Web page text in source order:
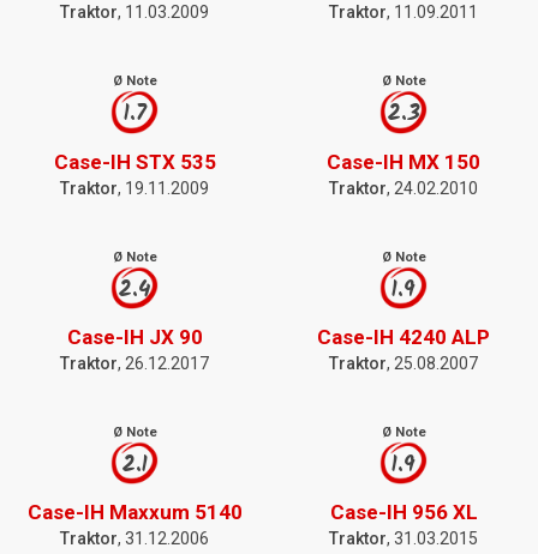
Traktor, 11.03.2009 Traktor, 11.09.2011
Ø Note
1.7
Case-IH STX 535
Traktor, 19.11.2009
Ø Note
2.3
Case-IH MX 150
Traktor, 24.02.2010
Ø Note
2.4
Case-IH JX 90
Traktor, 26.12.2017
Ø Note
1.9
Case-IH 4240 ALP
Traktor, 25.08.2007
Ø Note
2.1
Case-IH Maxxum 5140
Traktor, 31.12.2006
Ø Note
1.9
Case-IH 956 XL
Traktor, 31.03.2015